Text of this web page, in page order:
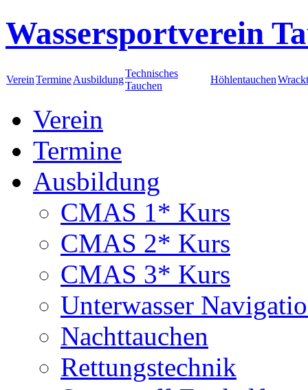
Wassersportverein
VereinTermineAusbildung
Technisches
Tauchen
Höhlentauchen
Verein
Termine
Ausbildung
CMAS 1* Kurs
CMAS 2* Kurs
CMAS 3* Kurs
Unterwasser
Nachttauchen
Rettungstechnik